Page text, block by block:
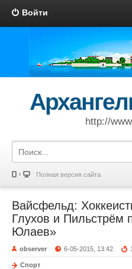
Войти
http://
Полная версия сайта
Вайсфельд:
Глухов и Пильстрём
Юлаев»
observer 6-05-2015, 13:42
Спорт